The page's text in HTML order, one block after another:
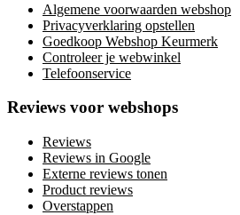
Algemene voorwaarden webshop
Privacyverklaring opstellen
Goedkoop Webshop Keurmerk
Controleer je webwinkel
Telefoonservice
Reviews voor webshops
Reviews
Reviews in Google
Externe reviews tonen
Product reviews
Overstappen